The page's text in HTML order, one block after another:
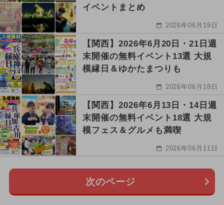
イベントまとめ
2026年06月19日
【関西】2026年6月20日・21日週
末開催の無料イベント13選 大規
模縁日＆ゆかたまつりも
2026年06月18日
【関西】2026年6月13日・14日週
末開催の無料イベント18選 大規
模フェス＆グルメも満喫
2026年06月11日
次のページ